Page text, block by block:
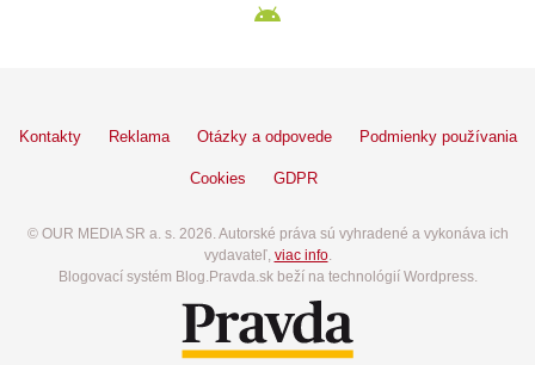
Kontakty Reklama Otázky a odpovede Podmienky používania
Cookies GDPR
© OUR MEDIA SR a. s. 2026. Autorské práva sú vyhradené a vykonáva ich
vydavateľ, viac info.
Blogovací systém Blog.Pravda.sk beží na technológií Wordpress.